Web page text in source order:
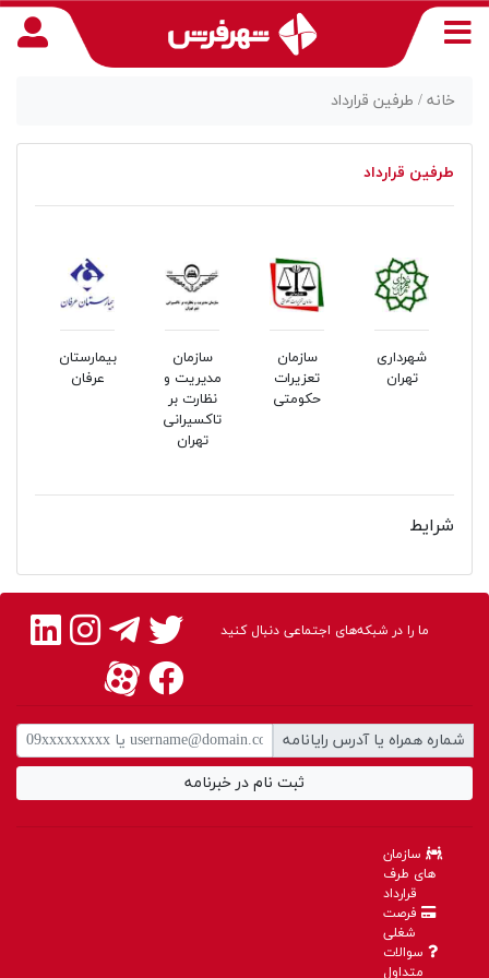
دسترسی
خانه / طرفین قرارداد
طرفین قرارداد
بیمارستان
عرفان
سازمان
مدیریت و
نظارت بر
تاکسیرانی
تهران
سازمان
تعزیرات
حکومتی
شهرداری
تهران
شرایط
ما را در شبکه‌های اجتماعی دنبال کنید
شماره همراه یا آدرس رایانامه
ثبت نام در خبرنامه
سازمان
های طرف
قرارداد
فرصت
شغلی
سوالات
متداول